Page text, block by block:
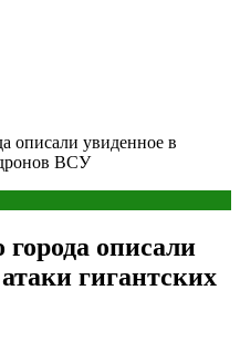
описали увиденное в
ВСУ
описали
гигантских